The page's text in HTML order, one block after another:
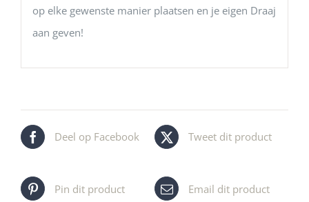
op elke gewenste manier plaatsen en je eigen Draaj
aan geven!
Deel op Facebook Tweet dit product
Pin dit product Email dit product